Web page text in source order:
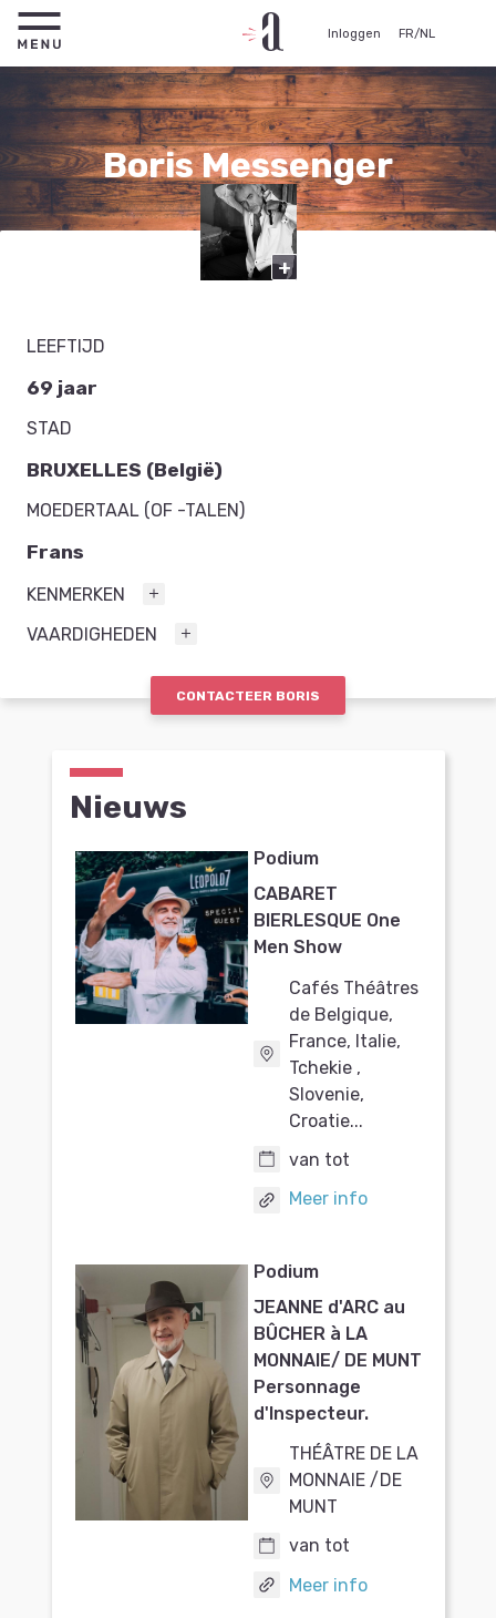
Inloggen FR/NL
Boris Messenger
Acteur
+
LEEFTIJD
69 jaar
STAD
BRUXELLES (België)
MOEDERTAAL (OF -TALEN)
Frans
KENMERKEN
VAARDIGHEDEN
CONTACTEER BORIS
Nieuws
Podium
CABARET
BIERLESQUE One
Men Show
Cafés Théâtres
de Belgique,
France, Italie,
Tchekie ,
Slovenie,
Croatie...
van tot
Meer info
Podium
JEANNE d'ARC au
BÛCHER à LA
MONNAIE/ DE MUNT
Personnage
d'Inspecteur.
THÉÂTRE DE LA
MONNAIE /DE
MUNT
van tot
Meer info